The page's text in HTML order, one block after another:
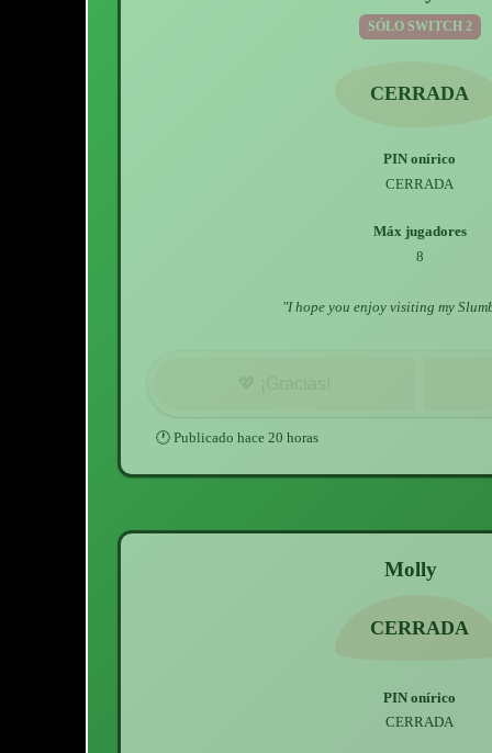
SÓLO SWITCH 2
CERRADA
PIN onírico
CERRADA
Máx jugadores
8
"I hope you enjoy visiting my
🕐Publicado hace 20 horas
Molly
CERRADA
PIN onírico
CERRADA